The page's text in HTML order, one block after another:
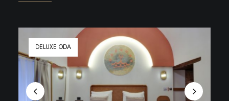
DELUXE ODA